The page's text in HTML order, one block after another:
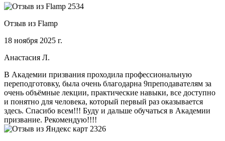
Отзыв из Flamp
18 ноября 2025 г.
Анастасия Л.
В Академии призвания проходила профессиональную
переподготовку, была очень благодарна 9преподавателям за
очень объёмные лекции, практические навыки, все доступно
и понятно для человека, который первый раз оказывается
здесь. Спасибо всем!!! Буду и дальше обучаться в Академии
призвание. Рекомендую!!!!